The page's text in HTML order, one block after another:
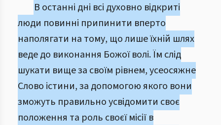
В останні дні всі духовно відкриті
люди повинні припинити вперто
наполягати на тому, що лише їхній шлях
веде до виконання Божої волі. Їм слід
шукати вище за своїм рівнем, усеосяжне
Слово істини, за допомогою якого вони
зможуть правильно усвідомити своє
положення та роль своєї місії в